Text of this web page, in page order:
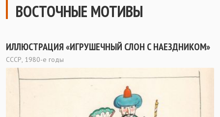
ВОСТОЧНЫЕ МОТИВЫ
ИЛЛЮСТРАЦИЯ «ИГРУШЕЧНЫЙ СЛОН С НАЕЗДНИКОМ»
СССР, 1980-е годы